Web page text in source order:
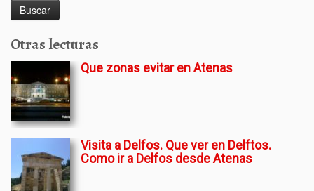
Otras lecturas
Que zonas evitar en Atenas
Visita a Delfos. Que ver en Delftos.
Como ir a Delfos desde Atenas